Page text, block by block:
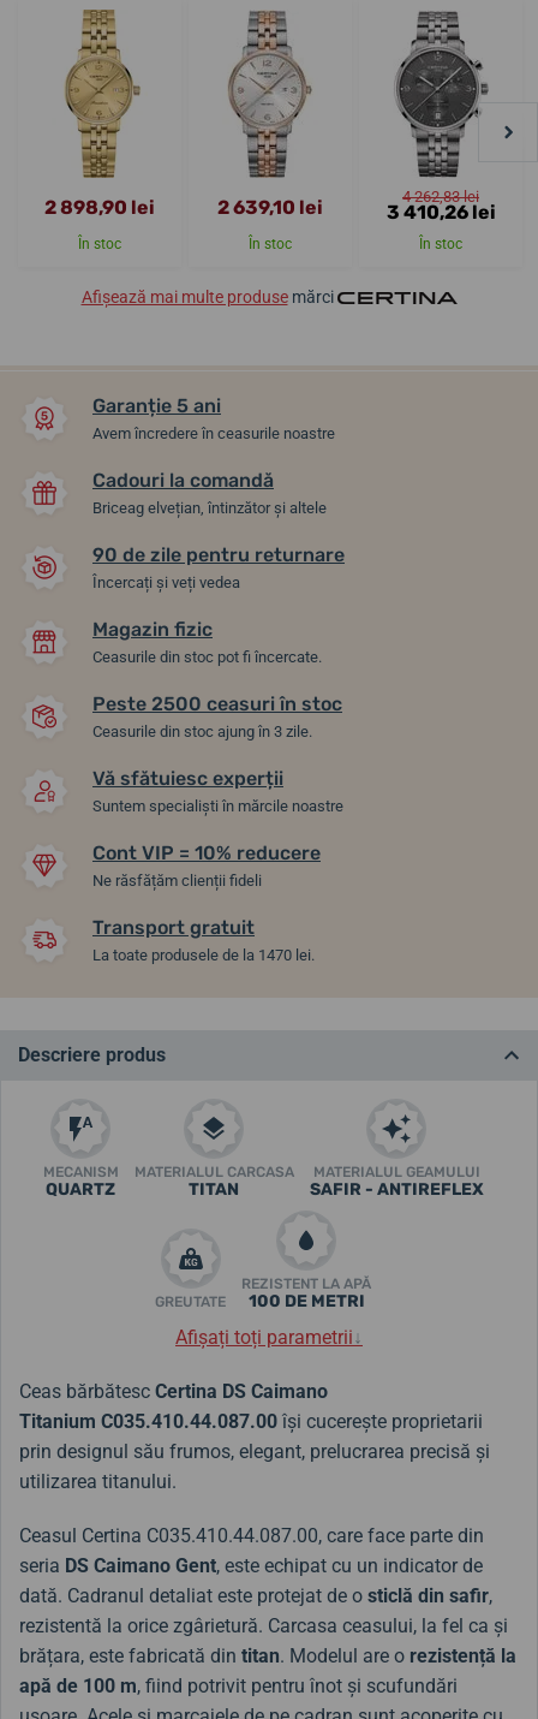
2 898,90 lei
În stoc
2 639,10 lei
În stoc
4 262,83 lei
3 410,26 lei
În stoc
Afișează mai multe produsemărci
Garanție 5 ani
Avem încredere în ceasurile noastre
Cadouri la comandă
Briceag elvețian, întinzător și altele
90 de zile pentru returnare
Încercați și veți vedea
Magazin fizic
Ceasurile din stoc pot fi încercate.
Peste 2500 ceasuri în stoc
Ceasurile din stoc ajung în 3 zile.
Vă sfătuiesc experții
Suntem specialiști în mărcile noastre
Cont VIP = 10% reducere
Ne răsfățăm clienții fideli
Transport gratuit
La toate produsele de la 1470 lei.
Descriere produs
MECANISM
QUARTZ
MATERIALUL CARCASA
TITAN
MATERIALUL GEAMULUI
SAFIR - ANTIREFLEX
GREUTATE
REZISTENT LA APĂ
100 DE METRI
Afișați toți parametrii↓
Ceas bărbătesc Certina DS Caimano
Titanium C035.410.44.087.00 își cucerește proprietarii
prin designul său frumos, elegant, prelucrarea precisă și
utilizarea titanului.
Ceasul Certina C035.410.44.087.00, care face parte din
seria DS Caimano Gent, este echipat cu un indicator de
dată. Cadranul detaliat este protejat de o sticlă din safir,
rezistentă la orice zgârietură. Carcasa ceasului, la fel ca și
brățara, este fabricată din titan. Modelul are o rezistență la
apă de 100 m, fiind potrivit pentru înot și scufundări